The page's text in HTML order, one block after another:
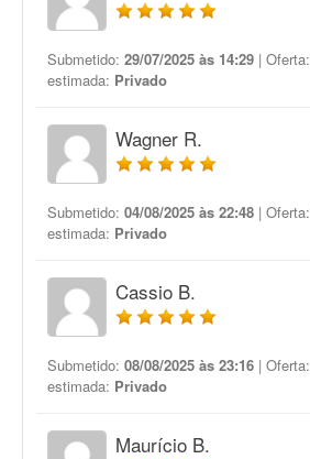
Submetido: 29/07/2025 às 14:29 | Oferta:
estimada: Privado
Wagner R.
Submetido: 04/08/2025 às 22:48 | Oferta:
estimada: Privado
Cassio B.
Submetido: 08/08/2025 às 23:16 | Oferta:
estimada: Privado
Maurício B.